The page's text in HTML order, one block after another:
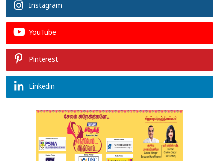
Instagram
YouTube
Pinterest
Linkedin